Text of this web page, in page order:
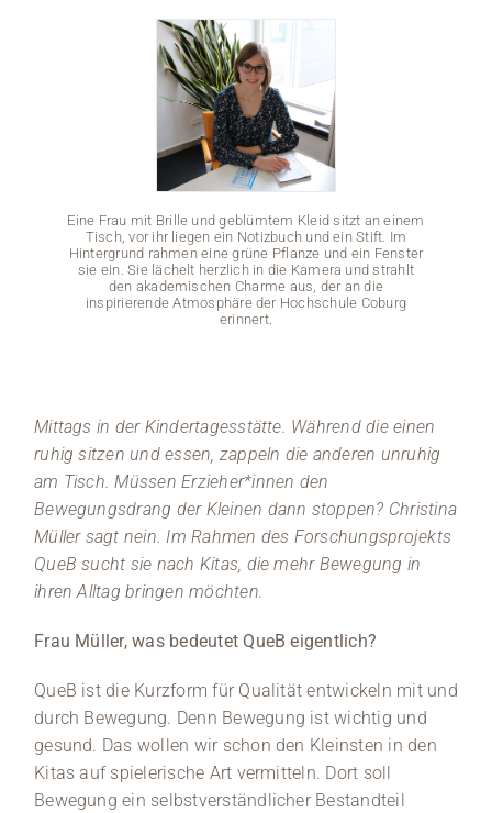
Stellenangebote
Veranstaltungen
Eine Frau mit Brille und geblümtem Kleid sitzt an einem
Tisch, vor ihr liegen ein Notizbuch und ein Stift. Im
Hintergrund rahmen eine grüne Pflanze und ein Fenster
sie ein. Sie lächelt herzlich in die Kamera und strahlt
den akademischen Charme aus, der an die
inspirierende Atmosphäre der Hochschule Coburg
erinnert.
Mittags in der Kindertagesstätte. Während die einen
ruhig sitzen und essen, zappeln die anderen unruhig
am Tisch. Müssen Erzieher*innen den
Bewegungsdrang der Kleinen dann stoppen? Christina
Müller sagt nein. Im Rahmen des Forschungsprojekts
QueB sucht sie nach Kitas, die mehr Bewegung in
ihren Alltag bringen möchten.
Frau Müller, was bedeutet QueB eigentlich?
QueB ist die Kurzform für Qualität entwickeln mit und
durch Bewegung. Denn Bewegung ist wichtig und
gesund. Das wollen wir schon den Kleinsten in den
Kitas auf spielerische Art vermitteln. Dort soll
Bewegung ein selbstverständlicher Bestandteil